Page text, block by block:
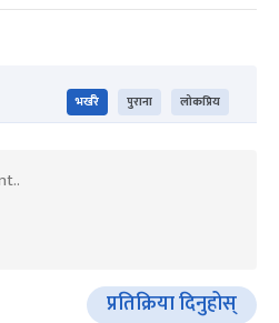
भर्खरै पुराना लोकप्रिय
प्रतिक्रिया दिनुहोस्